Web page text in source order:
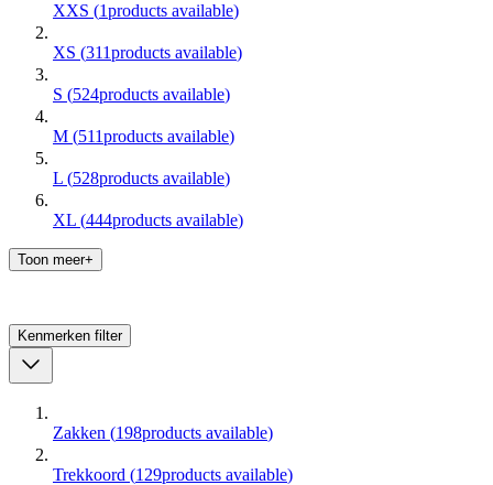
XXS (1products available)
XS (311products available)
S (524products available)
M (511products available)
L (528products available)
XL (444products available)
Toon meer+
Kenmerken filter
Zakken (198products available)
Trekkoord (129products available)